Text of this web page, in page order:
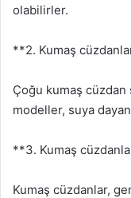
olabilirler.
**2. Kumaş
Çoğu kumaş cüzdan
modeller, suya
**3. Kumaş
Kumaş cüzdanlar,